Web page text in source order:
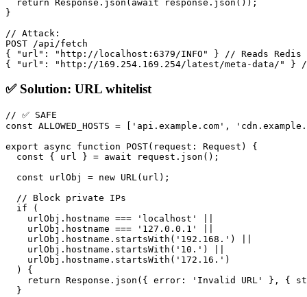
  return Response.json(await response.json());
}
// Attack:
POST /api/fetch
{ "url": "http://localhost:6379/INFO" } // Reads Redis
✅ Solution: URL whitelist
// ✅ SAFE
const ALLOWED_HOSTS = ['api.example.com',
export async function POST(request: Request) {
  const { url } = await request.json();
  const urlObj = new URL(url);
  // Block private IPs
  if (
    urlObj.hostname === 'localhost' ||
    urlObj.hostname === '127.0.0.1' ||
    urlObj.hostname.startsWith('192.168.') ||
    urlObj.hostname.startsWith('10.') ||
    urlObj.hostname.startsWith('172.16.')
  ) {
return Response.json({ error: 'Invalid URL' }, {
  }